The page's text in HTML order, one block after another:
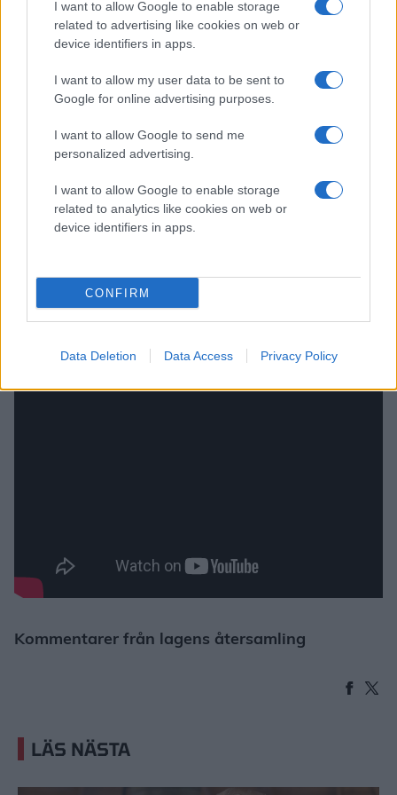
I want to allow Google to enable storage
related to advertising like cookies on web or
device identifiers in apps.
I want to allow my user data to be sent to
Google for online advertising purposes.
I want to allow Google to send me
personalized advertising.
I want to allow Google to enable storage
related to analytics like cookies on web or
device identifiers in apps.
CONFIRM
Data Deletion Data Access Privacy Policy
Nu siktar vi på att slå vårt medlemsrekord. Och
därefter ska vi nå vårt största mål hittills: 13 000
Vill du vara med och skriva nästa kapitel i Luleå
Bli medlem idag och bli en del av Vårat Gäng.
RÖSTER FRÅN ÅTERSAMLINGEN | SHL
& SDHL
Publicerad:2026-08-04 1 min läsning
Kommentarer från lagens återsamling
LÄS NÄSTA